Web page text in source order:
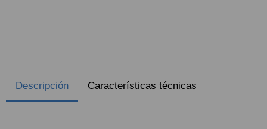
Descripción Características técnicas